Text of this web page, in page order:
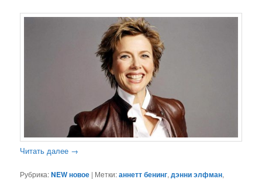
Читать далее →
Рубрика:NEW новое | Метки:аннетт бенинг,дэнни элфман,